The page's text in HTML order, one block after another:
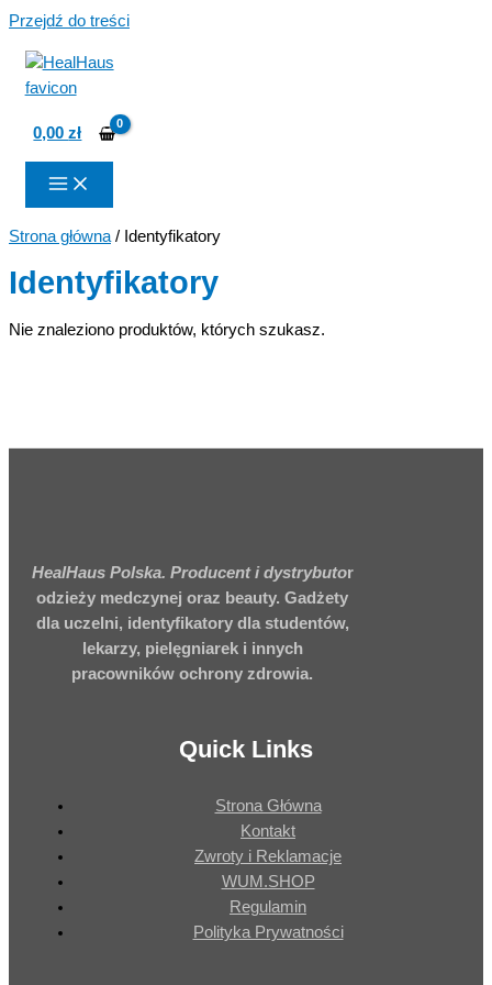
Przejdź do treści
0,00zł
Strona główna / Identyfikatory
Identyfikatory
Nie znaleziono produktów, których szukasz.
HealHaus Polska. Producent i dystrybutor
odzieży medczynej oraz beauty. Gadżety
dla uczelni, identyfikatory dla studentów,
lekarzy, pielęgniarek i innych
pracowników ochrony zdrowia.
Quick Links
Strona Główna
Kontakt
Zwroty i Reklamacje
WUM.SHOP
Regulamin
Polityka Prywatności